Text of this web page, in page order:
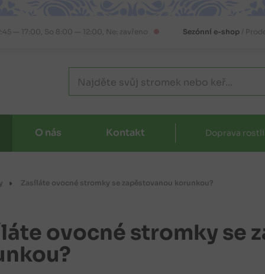
— 17:00, So 8:00 — 12:00, Ne: zavřeno Sezónní e-shop/
O nás Kontakt Doprava
Zasíláte ovocné stromky se zapěstovanou korunkou?
ovocné stromky se